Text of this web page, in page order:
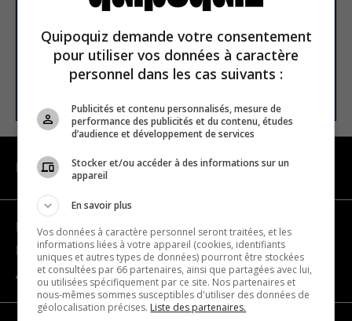
S’INSCRIRE
NAVIGATION
Devenir partenaire
Nous joindre
À propos
Quipoquiz demande votre consentement
pour utiliser vos données à caractère
personnel dans les cas suivants :
Publicités et contenu personnalisés, mesure de
performance des publicités et du contenu, études
d’audience et développement de services
Stocker et/ou accéder à des informations sur un
appareil
En savoir plus
Vos données à caractère personnel seront traitées, et les
informations liées à votre appareil (cookies, identifiants
uniques et autres types de données) pourront être stockées
et consultées par 66 partenaires, ainsi que partagées avec lui,
ou utilisées spécifiquement par ce site. Nos partenaires et
nous-mêmes sommes susceptibles d'utiliser des données de
géolocalisation précises. Liste des partenaires.